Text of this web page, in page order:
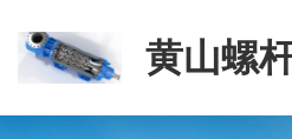
黄山螺